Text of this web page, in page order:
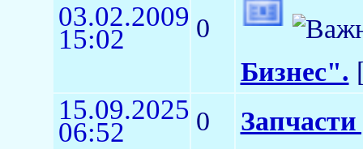
03.02.2009
15:02
0
Бизнес".
15.09.2025
06:52 0